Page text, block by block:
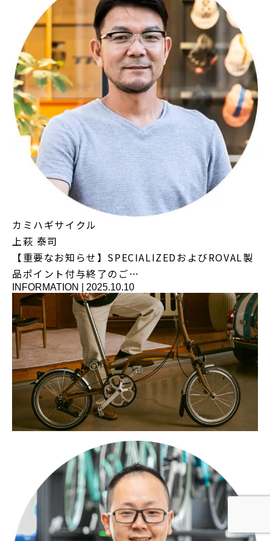
カミハギサイクル
上萩 泰司
【重要なお知らせ】SPECIALIZEDおよびROVAL製
品ポイント付与終了のご…
INFORMATION 2025.10.10